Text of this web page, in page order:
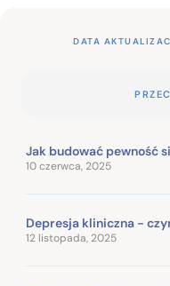
DATA
Jak budować pewność
10 czerwca, 2025
Depresja kliniczna -
12 listopada, 2025